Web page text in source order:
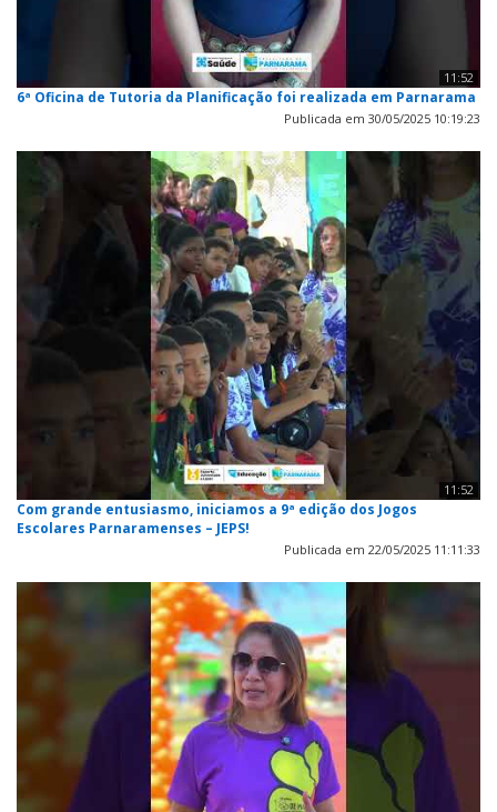
11:52
6ª Oficina de Tutoria da Planificação foi realizada em Parnarama
Publicada em 30/05/2025 10:19:23
11:52
Com grande entusiasmo, iniciamos a 9ª edição dos Jogos
Escolares Parnaramenses – JEPS!
Publicada em 22/05/2025 11:11:33